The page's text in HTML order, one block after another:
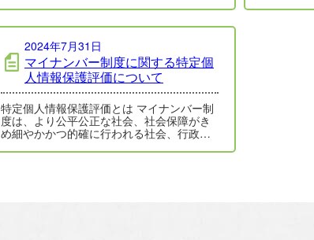
2024年7月31日
マイナンバー制度に関する特定個
人情報保護評価について
特定個人情報保護評価とは マイナンバー制
度は、より公平公正な社会、社会保障がき
め細やかかつ的確に行われる社会、行政に